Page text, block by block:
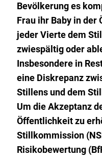
Bevölkerung es
Frau ihr Baby in
jeder Vierte dem
zwiespältig oder
Insbesondere in
eine Diskrepanz
Stillens und dem
Um die Akzeptanz
Öffentlichkeit zu
Stillkommission
Risikobewertung